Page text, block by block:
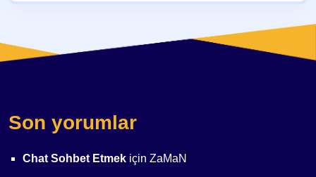
Son yorumlar
Chat Sohbet Etmek için ZaMaN